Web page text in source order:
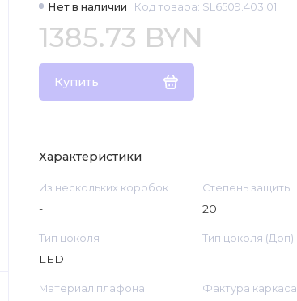
Нет в наличии Код товара: SL6509.403.01
1385.73 BYN
Купить
Характеристики
Из нескольких коробок
-
Степень защиты
20
Тип цоколя
LED
Тип цоколя (Доп)
Материал плафона Фактура каркаса